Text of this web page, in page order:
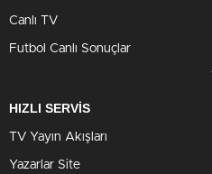
Canlı TV
Futbol Canlı Sonuçlar
HIZLI SERVİS
TV Yayın Akışları
Yazarlar Site